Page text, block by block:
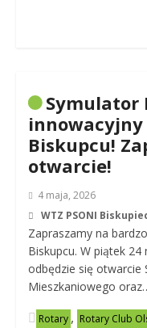
Symulator
Biskupcu!
otwarcie!
4 maja, 2026
WTZ PSONI
Zapraszamy na
Biskupcu. W piątek
odbędzie się otwarcie
Mieszkaniowego
Rotary , Rotary Club